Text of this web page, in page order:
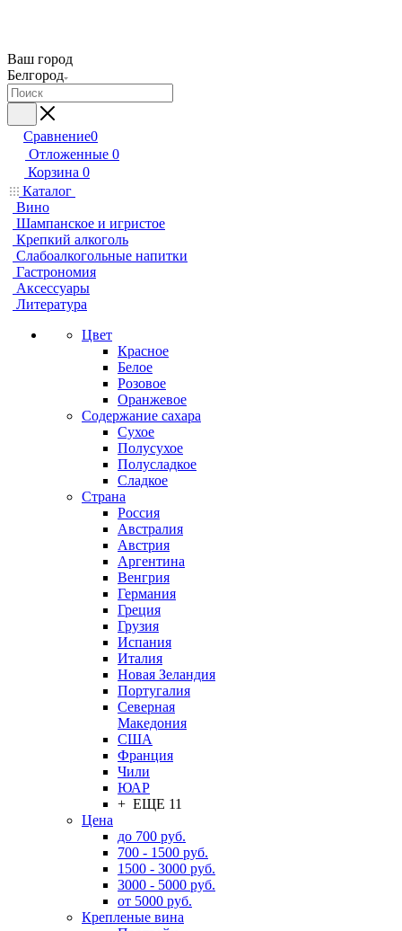
Ваш город
Белгород
Сравнение0
Отложенные 0
Корзина 0
Каталог
Вино
Шампанское и игристое
Крепкий алкоголь
Слабоалкогольные напитки
Гастрономия
Аксессуары
Литература
Цвет
Красное
Белое
Розовое
Оранжевое
Содержание сахара
Сухое
Полусухое
Полусладкое
Сладкое
Страна
Россия
Австралия
Австрия
Аргентина
Венгрия
Германия
Греция
Грузия
Испания
Италия
Новая Зеландия
Португалия
Северная
Македония
США
Франция
Чили
ЮАР
+ ЕЩЕ 11
Цена
до 700 руб.
700 - 1500 руб.
1500 - 3000 руб.
3000 - 5000 руб.
от 5000 руб.
Крепленые вина